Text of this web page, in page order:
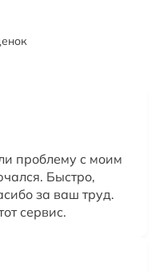
проблему с моим
Быстро,
за ваш труд.
сервис.